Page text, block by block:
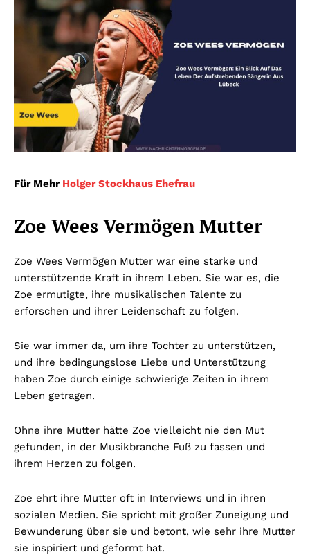
Für Mehr Holger Stockhaus Ehefrau
Zoe Wees Vermögen Mutter
Zoe Wees Vermögen Mutter war eine starke und
unterstützende Kraft in ihrem Leben. Sie war es, die
Zoe ermutigte, ihre musikalischen Talente zu
erforschen und ihrer Leidenschaft zu folgen.
Sie war immer da, um ihre Tochter zu unterstützen,
und ihre bedingungslose Liebe und Unterstützung
haben Zoe durch einige schwierige Zeiten in ihrem
Leben getragen.
Ohne ihre Mutter hätte Zoe vielleicht nie den Mut
gefunden, in der Musikbranche Fuß zu fassen und
ihrem Herzen zu folgen.
Zoe ehrt ihre Mutter oft in Interviews und in ihren
sozialen Medien. Sie spricht mit großer Zuneigung und
Bewunderung über sie und betont, wie sehr ihre Mutter
sie inspiriert und geformt hat.